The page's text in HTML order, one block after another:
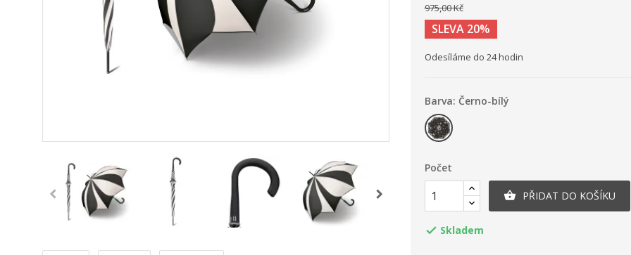
975,00 Kč
SLEVA 20%
Odesíláme do 24 hodin
Barva: Černo-bílý
Černo-
Počet
 PŘIDAT DO KOŠÍKU
 Skladem